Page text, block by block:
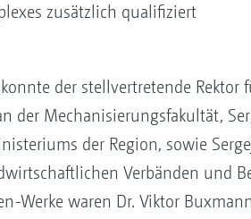
zusätzlich qualifiziert
der stellvertretende
der Mechanisierungsfakultät,
der Region, sowie
Verbänden und
Werke waren Dr. Viktor